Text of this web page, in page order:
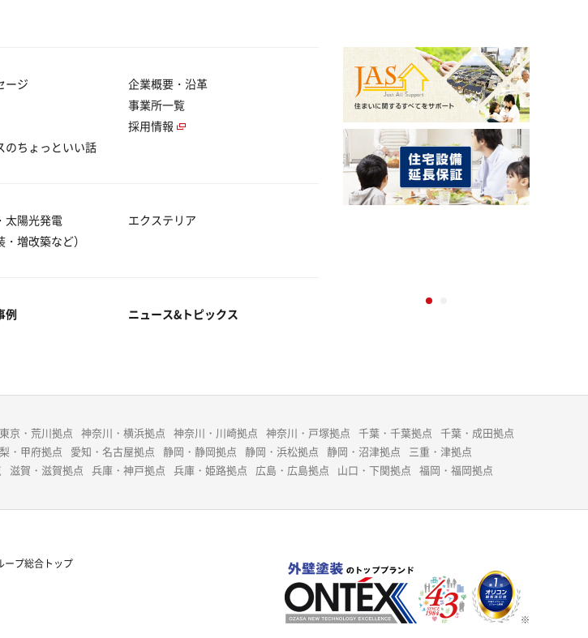
ージ
企業概要・沿革
事業所一覧
採用情報
のちょっといい話
太陽光発電
エクステリア
増改築など）
例 ニュース&トピックス
東京・荒川拠点 神奈川・横浜拠点 神奈川・川崎拠点 神奈川・戸塚拠点 千葉・千葉拠点
千葉・成田拠点
・甲府拠点 愛知・名古屋拠点 静岡・静岡拠点 静岡・浜松拠点 静岡・沼津拠点
三重・津拠点
滋賀・滋賀拠点 兵庫・神戸拠点 兵庫・姫路拠点 広島・広島拠点 山口・下関拠点 福岡・福岡拠点
ープ総合トップ